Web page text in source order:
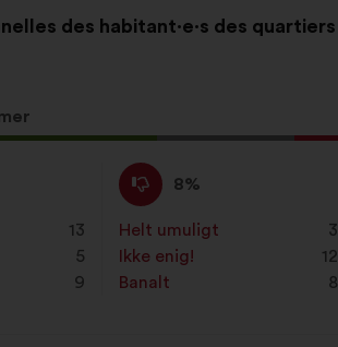
des habitant·e·s des quartiers
13
5
9
Ikke
enig
:
8%
Dette
forslag
er
kvalificeret
som:
Helt umuligt
: 3
gang
Ikke enig!
12
gang
Banalt
: 8
gang